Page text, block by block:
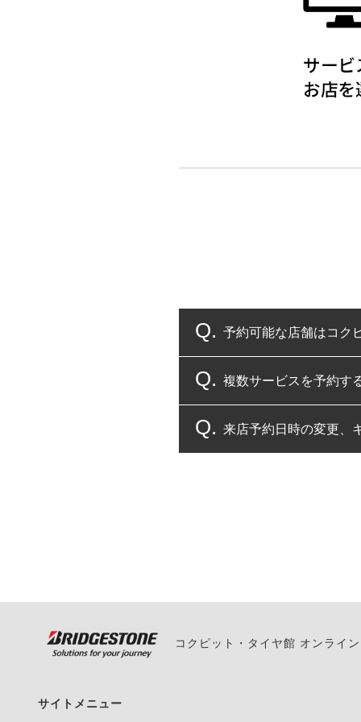
予約可能な店舗はコク
コクピット・タイヤ館
複数サービスを予約す
複数サービスのご予約
来店予約日時の変更、
また、やむを得ない
コクピット・タイヤ館 オンライ
サイトメニュー